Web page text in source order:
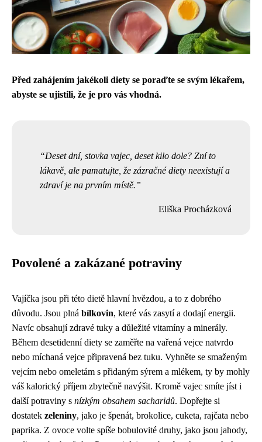
Před zahájením jakékoli diety se poraďte se svým lékařem,
abyste se ujistili, že je pro vás vhodná.
Deset dní, stovka vajec, deset kilo dole? Zní to
lákavě, ale pamatujte, že zázračné diety neexistují a
zdraví je na prvním místě.
Eliška Procházková
Povolené a zakázané potraviny
Vajíčka jsou při této dietě hlavní hvězdou, a to z dobrého
důvodu. Jsou plná bílkovin, které vás zasytí a dodají energii.
Navíc obsahují zdravé tuky a důležité vitamíny a minerály.
Během desetidenní diety se zaměřte na vařená vejce natvrdo
nebo míchaná vejce připravená bez tuku. Vyhněte se smaženým
vejcím nebo omeletám s přidaným sýrem a mlékem, ty by mohly
váš kalorický příjem zbytečně navýšit. Kromě vajec smíte jíst i
další potraviny s nízkým obsahem sacharidů. Dopřejte si
dostatek zeleniny, jako je špenát, brokolice, cuketa, rajčata nebo
paprika. Z ovoce volte spíše bobulovité druhy, jako jsou jahody,